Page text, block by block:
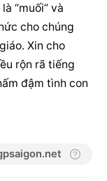
“muối” và
cho chúng
Xin cho
rộn rã tiếng
đậm tình con